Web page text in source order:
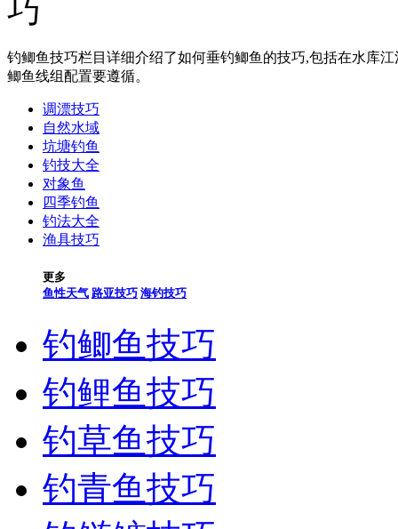
钓鲫鱼技巧栏目详细介绍了如何垂钓鲫鱼的技巧,包括在水库
鲫鱼线组配置要遵循。
调漂技巧
自然水域
坑塘钓鱼
钓技大全
对象鱼
四季钓鱼
钓法大全
渔具技巧
更多
鱼性天气 路亚技巧 海钓技巧
钓鲫鱼技巧
钓鲤鱼技巧
钓草鱼技巧
钓青鱼技巧